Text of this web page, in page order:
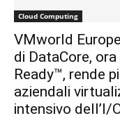
Cloud Computing
VMworld
di DataCore,
Ready™, rende
aziendali
intensivo dell’I/